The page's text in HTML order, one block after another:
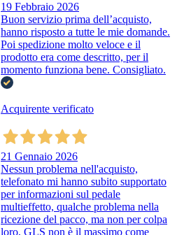
19 Febbraio 2026
Buon servizio prima dell’acquisto,
hanno risposto a tutte le mie domande.
Poi spedizione molto veloce e il
prodotto era come descritto, per il
momento funziona bene. Consigliato.
Acquirente verificato
21 Gennaio 2026
Nessun problema nell'acquisto,
telefonato mi hanno subito supportato
per informazioni sul pedale
multieffetto, qualche problema nella
ricezione del pacco, ma non per colpa
loro, GLS non è il massimo come